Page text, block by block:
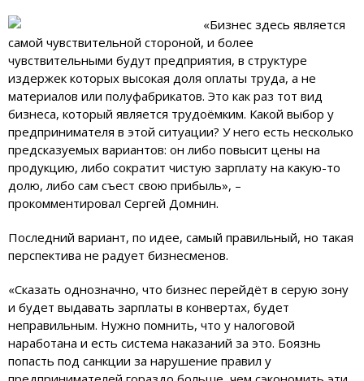
«Бизнес здесь является
самой чувствительной стороной, и более
чувствительными будут предприятия, в структуре
издержек которых высокая доля оплаты труда, а не
материалов или полуфабрикатов. Это как раз тот вид
бизнеса, который является трудоёмким. Какой выбор у
предпринимателя в этой ситуации? У него есть несколько
предсказуемых вариантов: он либо повысит цены на
продукцию, либо сократит чистую зарплату на какую-то
долю, либо сам съест свою прибыль», –
прокомментировал Сергей Домнин.
Последний вариант, по идее, самый правильный, но такая
перспектива не радует бизнесменов.
«Сказать однозначно, что бизнес перейдёт в серую зону
и будет выдавать зарплаты в конвертах, будет
неправильным. Нужно помнить, что у налоговой
наработана и есть система наказаний за это. Боязнь
попасть под санкции за нарушение правил у